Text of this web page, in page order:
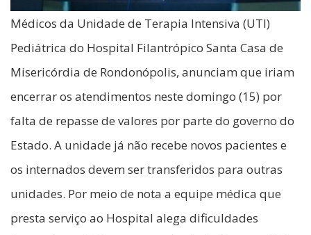
Médicos da Unidade de Terapia Intensiva (UTI)
Pediátrica do Hospital Filantrópico Santa Casa de
Misericórdia de Rondonópolis, anunciam que iriam
encerrar os atendimentos neste domingo (15) por
falta de repasse de valores por parte do governo do
Estado. A unidade já não recebe novos pacientes e
os internados devem ser transferidos para outras
unidades. Por meio de nota a equipe médica que
presta serviço ao Hospital alega dificuldades